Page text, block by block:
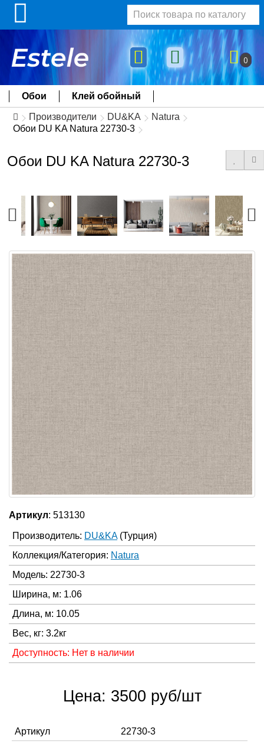
0
Обои Клей обойный
Производители DU&KA
Natura
Обои DU KA Natura 22730-3
Обои DU KA Natura 22730-3
Артикул: 513130
Производитель: DU&KA (Турция)
Коллекция/Категория: Natura
Модель: 22730-3
Ширина, м: 1.06
Длина, м: 10.05
Вес, кг: 3.2кг
Доступность: Нет в наличии
Цена: 3500 руб/шт
Артикул
22730-3